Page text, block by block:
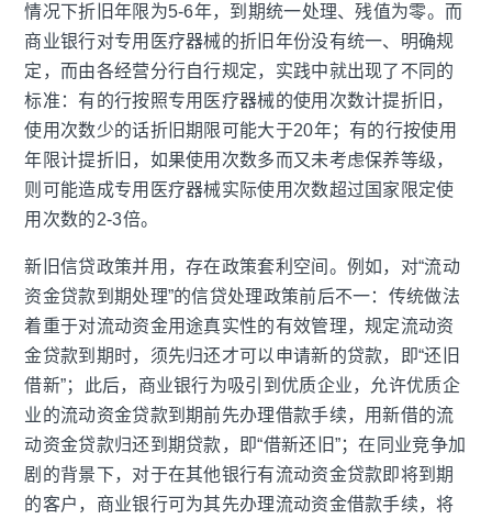
情况下折旧年限为5-6年，到期统一处理、残值为零。而
商业银行对专用医疗器械的折旧年份没有统一、明确规
定，而由各经营分行自行规定，实践中就出现了不同的
标准：有的行按照专用医疗器械的使用次数计提折旧，
使用次数少的话折旧期限可能大于20年；有的行按使用
年限计提折旧，如果使用次数多而又未考虑保养等级，
则可能造成专用医疗器械实际使用次数超过国家限定使
用次数的2-3倍。
新旧信贷政策并用，存在政策套利空间。例如，对“流动
资金贷款到期处理”的信贷处理政策前后不一：传统做法
着重于对流动资金用途真实性的有效管理，规定流动资
金贷款到期时，须先归还才可以申请新的贷款，即“还旧
借新”；此后，商业银行为吸引到优质企业，允许优质企
业的流动资金贷款到期前先办理借款手续，用新借的流
动资金贷款归还到期贷款，即“借新还旧”；在同业竞争加
剧的背景下，对于在其他银行有流动资金贷款即将到期
的客户，商业银行可为其先办理流动资金借款手续，将